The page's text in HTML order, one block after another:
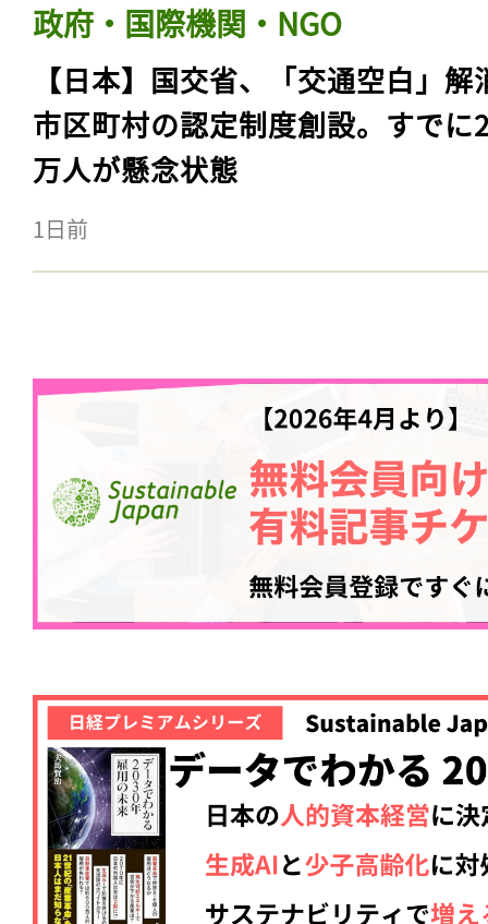
政府・国際機関・NGO
【日本】国交省、「交通空白」解
市区町村の認定制度創設。すでに
万人が懸念状態
1日前